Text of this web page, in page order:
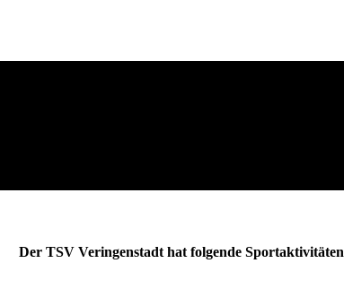
Der TSV Veringenstadt hat folgende Sportaktivitäten